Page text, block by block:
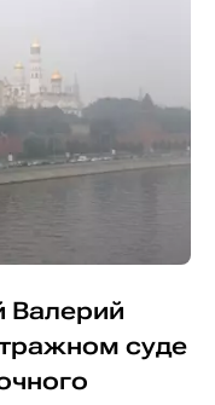
Валерий
суде